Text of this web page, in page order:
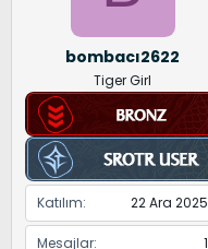
bombacı2622
Tiger Girl
Katılım 22 Ara 2025
Mesajlar 1